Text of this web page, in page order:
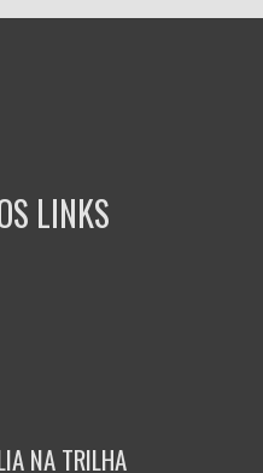
LINKS
NA TRILHA